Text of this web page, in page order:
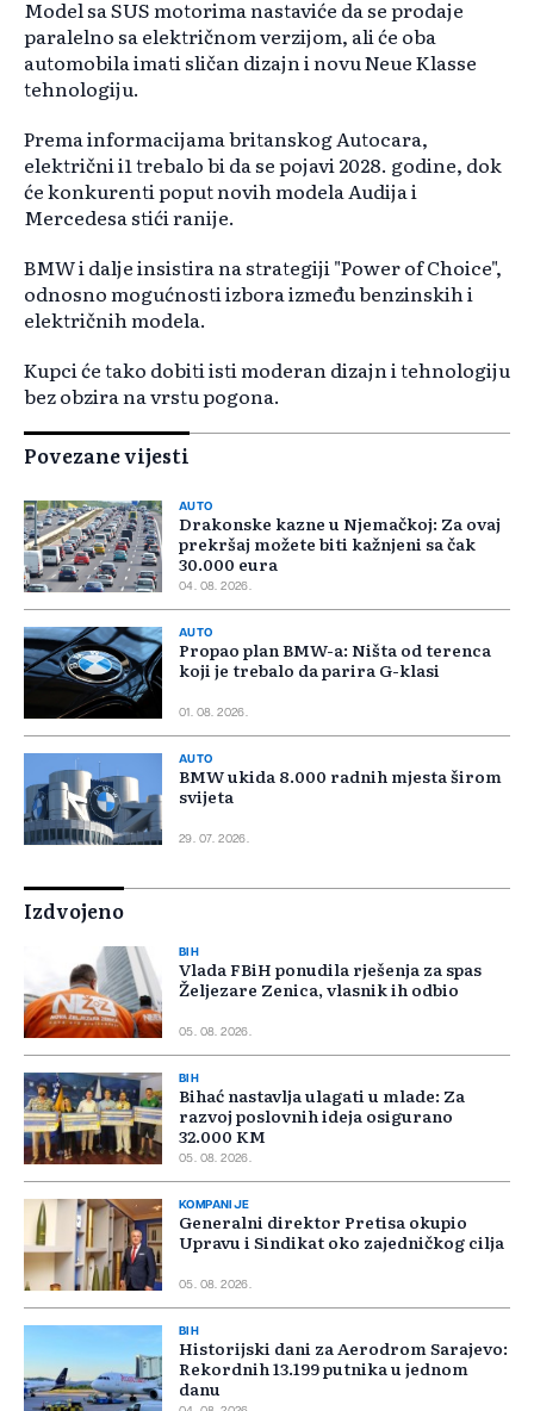
Model sa SUS motorima nastaviće da se prodaje
paralelno sa električnom verzijom, ali će oba
automobila imati sličan dizajn i novu Neue Klasse
tehnologiju.
Prema informacijama britanskog Autocara,
električni i1 trebalo bi da se pojavi 2028. godine, dok
će konkurenti poput novih modela Audija i
Mercedesa stići ranije.
BMW i dalje insistira na strategiji "Power of Choice",
odnosno mogućnosti izbora između benzinskih i
električnih modela.
Kupci će tako dobiti isti moderan dizajn i tehnologiju
bez obzira na vrstu pogona.
Povezane vijesti
AUTO
Drakonske kazne u Njemačkoj: Za ovaj
prekršaj možete biti kažnjeni sa čak
30.000 eura
04. 08. 2026.
AUTO
Propao plan BMW-a: Ništa od terenca
koji je trebalo da parira G-klasi
01. 08. 2026.
AUTO
BMW ukida 8.000 radnih mjesta širom
svijeta
29. 07. 2026.
Izdvojeno
BIH
Vlada FBiH ponudila rješenja za spas
Željezare Zenica, vlasnik ih odbio
05. 08. 2026.
BIH
Bihać nastavlja ulagati u mlade: Za
razvoj poslovnih ideja osigurano
32.000 KM
05. 08. 2026.
KOMPANIJE
Generalni direktor Pretisa okupio
Upravu i Sindikat oko zajedničkog cilja
05. 08. 2026.
BIH
Historijski dani za Aerodrom Sarajevo:
Rekordnih 13.199 putnika u jednom
danu